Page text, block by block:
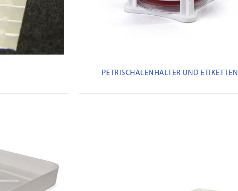
PETRISCHALENHALTER UND ETIKETTEN